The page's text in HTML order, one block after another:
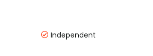
Independent